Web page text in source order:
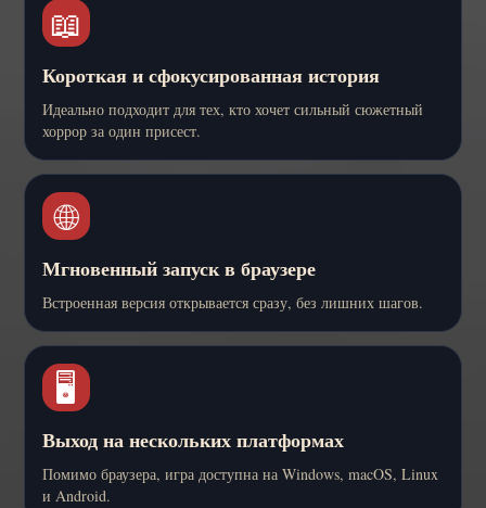
📖
Короткая и сфокусированная история
Идеально подходит для тех, кто хочет сильный сюжетный
хоррор за один присест.
🌐
Мгновенный запуск в браузере
Встроенная версия открывается сразу, без лишних шагов.
🖥️
Выход на нескольких платформах
Помимо браузера, игра доступна на Windows, macOS, Linux
и Android.